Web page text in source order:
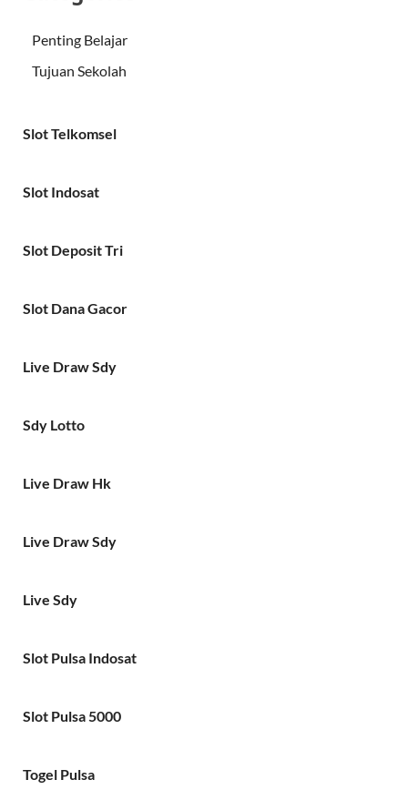
Penting Belajar
Tujuan Sekolah
Slot Telkomsel
Slot Indosat
Slot Deposit Tri
Slot Dana Gacor
Live Draw Sdy
Sdy Lotto
Live Draw Hk
Live Draw Sdy
Live Sdy
Slot Pulsa Indosat
Slot Pulsa 5000
Togel Pulsa